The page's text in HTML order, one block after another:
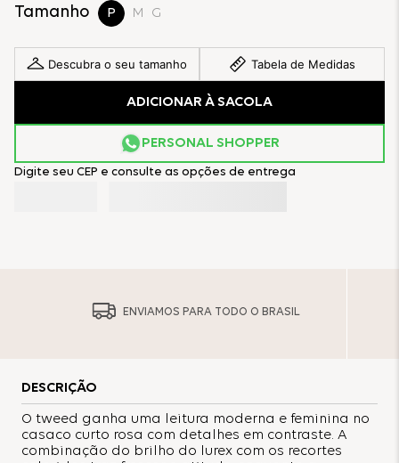
Tamanho P M G
Descubra o seu tamanho Tabela de Medidas
ADICIONAR À SACOLA
PERSONAL SHOPPER
Digite seu CEP e consulte as opções de entrega
ENVIAMOS PARA TODO O BRASIL
DESCRIÇÃO
O tweed ganha uma leitura moderna e feminina no
casaco curto rosa com detalhes em contraste. A
combinação do brilho do lurex com os recortes